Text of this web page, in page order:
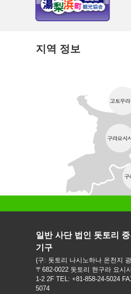
지역 정보
일반 사단 법인 돗토리
기구
(구: 돗토리 나시노하나 온천지
〒682-0022 돗토리 현구라 요시
1-2 2F TEL: +81-858-24-5024
5074